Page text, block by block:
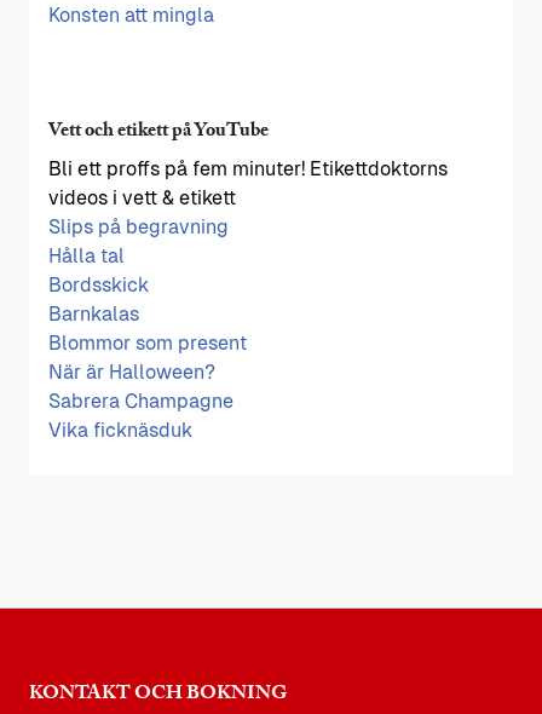
Konsten att mingla
Vett och etikett på YouTube
Bli ett proffs på fem minuter! Etikettdoktorns
videos i vett & etikett
Slips på begravning
Hålla tal
Bordsskick
Barnkalas
Blommor som present
När är Halloween?
Sabrera Champagne
Vika ficknäsduk
KONTAKT OCH BOKNING